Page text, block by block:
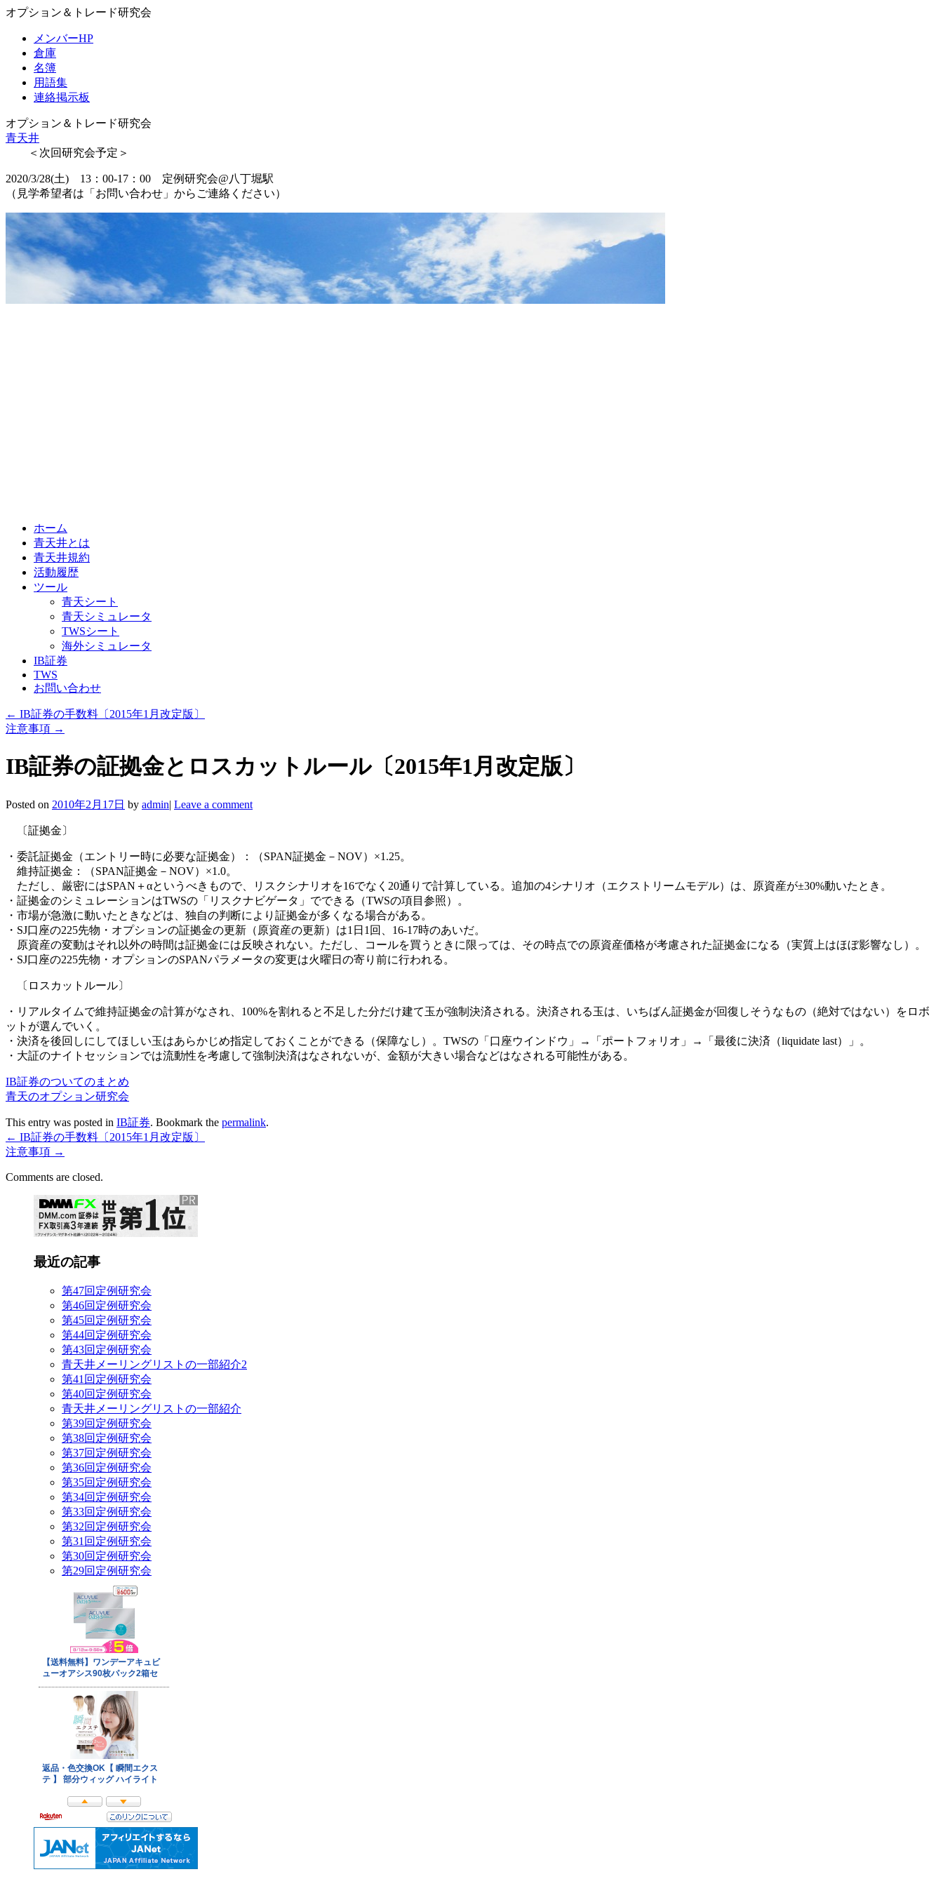
オプション＆トレード研究会
メンバーHP
倉庫
名簿
用語集
連絡掲示板
オプション＆トレード研究会
青天井
＜次回研究会予定＞
2020/3/28(土) 13：00-17：00 定例研究会@八丁堀駅
（見学希望者は「お問い合わせ」からご連絡ください）
ホーム
青天井とは
青天井規約
活動履歴
ツール
青天シート
青天シミュレータ
TWSシート
海外シミュレータ
IB証券
TWS
お問い合わせ
← IB証券の手数料〔2015年1月改定版〕
注意事項 →
IB証券の証拠金とロスカットルール〔2015年1月改定版〕
Posted on 2010年2月17日 by admin| Leave a comment
〔証拠金〕
・委託証拠金（エントリー時に必要な証拠金）：（SPAN証拠金－NOV）×1.25。
維持証拠金：（SPAN証拠金－NOV）×1.0。
ただし、厳密にはSPAN＋αというべきもので、リスクシナリオを16でなく20通りで計算している。追加の4シナリオ（エクストリームモデル）は、原資産が±30%動いたとき。
・証拠金のシミュレーションはTWSの「リスクナビゲータ」でできる（TWSの項目参照）。
・市場が急激に動いたときなどは、独自の判断により証拠金が多くなる場合がある。
・SJ口座の225先物・オプションの証拠金の更新（原資産の更新）は1日1回、16-17時のあいだ。
原資産の変動はそれ以外の時間は証拠金には反映されない。ただし、コールを買うときに限っては、その時点での原資産価格が考慮された証拠金になる（実質上はほぼ影響なし）。
・SJ口座の225先物・オプションのSPANパラメータの変更は火曜日の寄り前に行われる。
〔ロスカットルール〕
・リアルタイムで維持証拠金の計算がなされ、100%を割れると不足した分だけ建て玉が強制決済される。決済される玉は、いちばん証拠金が回復しそうなもの（絶対ではない）をロボ
ットが選んでいく。
・決済を後回しにしてほしい玉はあらかじめ指定しておくことができる（保障なし）。TWSの「口座ウインドウ」→「ポートフォリオ」→「最後に決済（liquidate last）」。
・大証のナイトセッションでは流動性を考慮して強制決済はなされないが、金額が大きい場合などはなされる可能性がある。
IB証券のついてのまとめ
青天のオプション研究会
This entry was posted in IB証券. Bookmark the permalink.
← IB証券の手数料〔2015年1月改定版〕
注意事項 →
Comments are closed.
最近の記事
第47回定例研究会
第46回定例研究会
第45回定例研究会
第44回定例研究会
第43回定例研究会
青天井メーリングリストの一部紹介2
第41回定例研究会
第40回定例研究会
青天井メーリングリストの一部紹介
第39回定例研究会
第38回定例研究会
第37回定例研究会
第36回定例研究会
第35回定例研究会
第34回定例研究会
第33回定例研究会
第32回定例研究会
第31回定例研究会
第30回定例研究会
第29回定例研究会